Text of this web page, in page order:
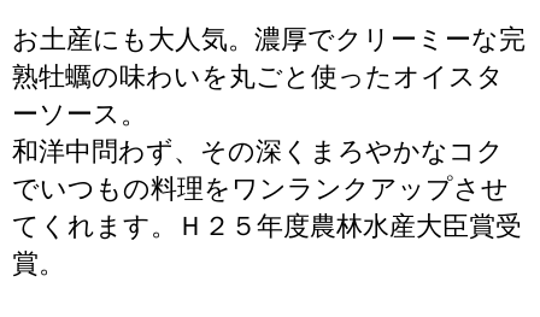
お土産にも大人気。濃厚でクリーミーな完
熟牡蠣の味わいを丸ごと使ったオイスタ
ーソース。
和洋中問わず、その深くまろやかなコク
でいつもの料理をワンランクアップさせ
てくれます。Ｈ２５年度農林水産大臣賞受
賞。